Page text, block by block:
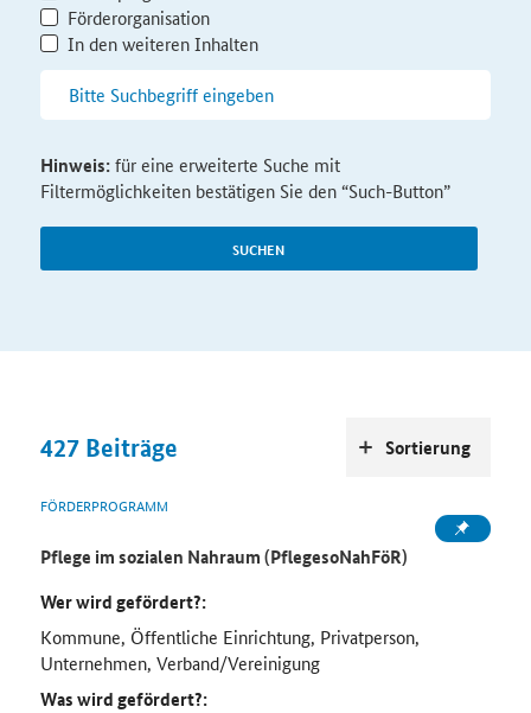
Förderorganisation
In den weiteren Inhalten
SUCHEN
Hinweis:für eine erweiterte Suche mit
Filtermöglichkeiten bestätigen Sie den “Such-Button”
427 Beiträge
FÖRDERPROGRAMM
Pflege im sozialen Nahraum (PflegesoNahFöR)
Wer wird gefördert?:
Kommune, Öffentliche Einrichtung, Privatperson,
Unternehmen, Verband/Vereinigung
Was wird gefördert?:
Sortierung